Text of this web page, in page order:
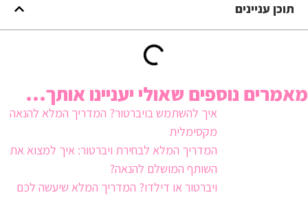
תוכן עניינים
מאמרים נוספים שאולי יעניינו אותך...
איך להשתמש בויברטור? המדריך המלא להנאה
מקסימלית
המדריך המלא לבחירת ויברטור: איך למצוא את
השותף המושלם להנאה?
ויברטור או דילדו? המדריך המלא שיעשה לכם